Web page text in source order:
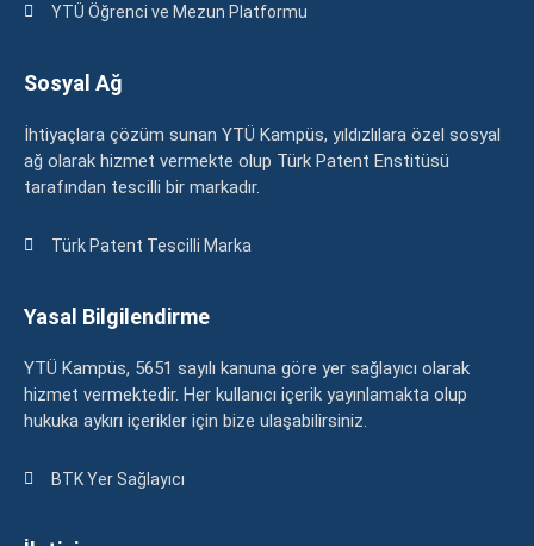
YTÜ Öğrenci ve Mezun Platformu
Sosyal Ağ
İhtiyaçlara çözüm sunan YTÜ Kampüs, yıldızlılara özel sosyal
ağ olarak hizmet vermekte olup Türk Patent Enstitüsü
tarafından tescilli bir markadır.
Türk Patent Tescilli Marka
Yasal Bilgilendirme
YTÜ Kampüs, 5651 sayılı kanuna göre yer sağlayıcı olarak
hizmet vermektedir. Her kullanıcı içerik yayınlamakta olup
hukuka aykırı içerikler için bize ulaşabilirsiniz.
BTK Yer Sağlayıcı